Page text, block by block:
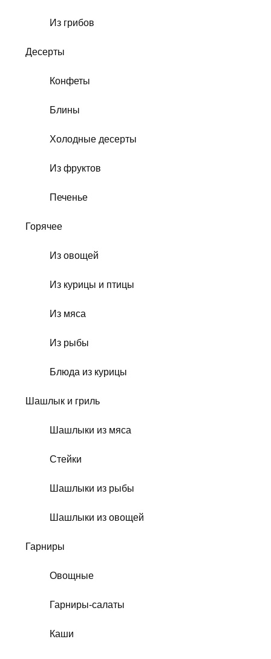
Из грибов
Десерты
Конфеты
Блины
Холодные десерты
Из фруктов
Печенье
Горячее
Из овощей
Из курицы и птицы
Из мяса
Из рыбы
Блюда из курицы
Шашлык и гриль
Шашлыки из мяса
Стейки
Шашлыки из рыбы
Шашлыки из овощей
Гарниры
Овощные
Гарниры-салаты
Каши